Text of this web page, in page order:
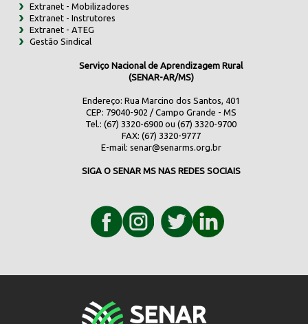
Extranet - Mobilizadores
Extranet - Instrutores
Extranet - ATEG
Gestão Sindical
Serviço Nacional de Aprendizagem Rural
(SENAR-AR/MS)
Endereço: Rua Marcino dos Santos, 401
CEP: 79040-902 / Campo Grande - MS
Tel.: (67) 3320-6900 ou (67) 3320-9700
FAX: (67) 3320-9777
E-mail: senar@senarms.org.br
SIGA O SENAR MS NAS REDES SOCIAIS